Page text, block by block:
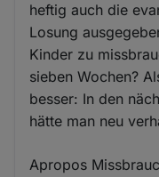
heftig auch die
Losung
Kinder zu
sieben Wochen?
besser: In den
hätte man neu
Apropos